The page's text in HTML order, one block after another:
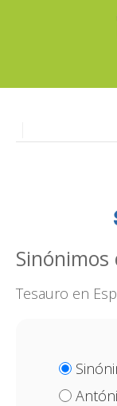
Tesauro en